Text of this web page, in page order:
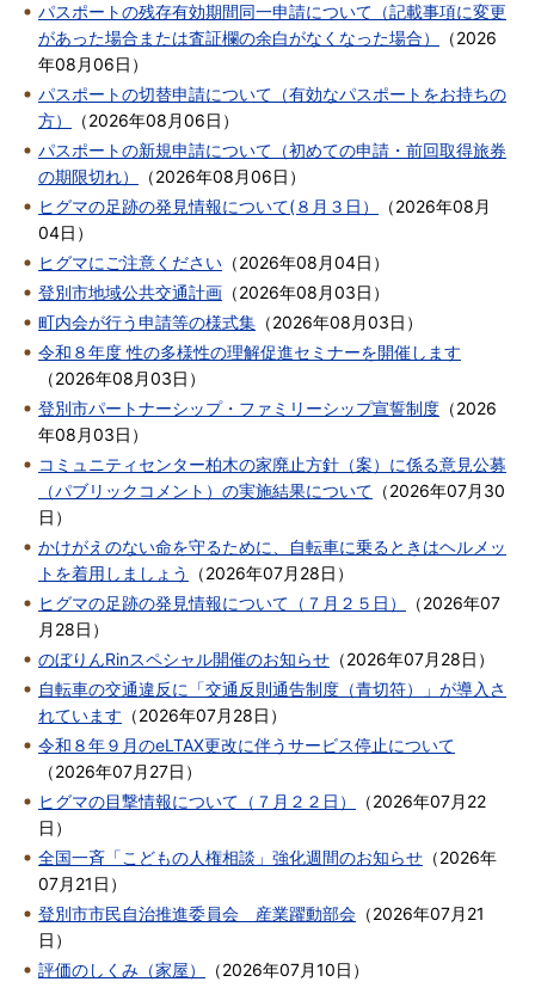
パスポートの残存有効期間同一申請について（記載事項に変更
があった場合または査証欄の余白がなくなった場合）
（2026
年08月06日 ）
パスポートの切替申請について（有効なパスポートをお持ちの
方）
（2026年08月06日 ）
パスポートの新規申請について（初めての申請・前回取得旅券
の期限切れ）
（2026年08月06日 ）
ヒグマの足跡の発見情報について(８月３日）
（2026年08月
04日 ）
ヒグマにご注意ください （2026年08月04日 ）
登別市地域公共交通計画 （2026年08月03日 ）
町内会が行う申請等の様式集 （2026年08月03日 ）
令和８年度 性の多様性の理解促進セミナーを開催します
（2026年08月03日 ）
登別市パートナーシップ・ファミリーシップ宣誓制度 （2026
年08月03日 ）
コミュニティセンター柏木の家廃止方針（案）に係る意見公募
（パブリックコメント）の実施結果について （2026年07月30
日 ）
かけがえのない命を守るために、自転車に乗るときはヘルメッ
トを着用しましょう
（2026年07月28日 ）
ヒグマの足跡の発見情報について（７月２５日）
（2026年07
月28日 ）
のぼりんRinスペシャル開催のお知らせ （2026年07月28日 ）
自転車の交通違反に「交通反則通告制度（青切符）」が導入さ
れています （2026年07月28日 ）
令和８年９月のeLTAX更改に伴うサービス停止について
（2026年07月27日 ）
ヒグマの目撃情報について（７月２２日）
（2026年07月22
日 ）
全国一斉「こどもの人権相談」強化週間のお知らせ （2026年
07月21日 ）
登別市市民自治推進委員会 産業躍動部会 （2026年07月21
日 ）
評価のしくみ（家屋）
（2026年07月10日 ）